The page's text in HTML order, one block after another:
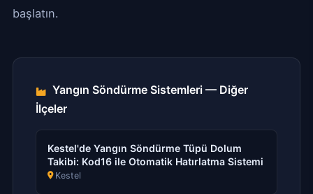
başlatın.
Yangın Söndürme Sistemleri — Diğer
İlçeler
Kestel'de Yangın Söndürme Tüpü Dolum
Takibi: Kod16 ile Otomatik Hatırlatma Sistemi
Kestel